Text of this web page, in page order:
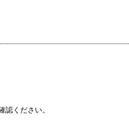
認ください。